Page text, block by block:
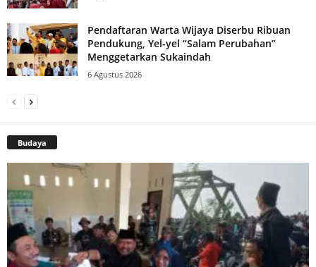
Pendaftaran Warta Wijaya Diserbu Ribuan
Pendukung, Yel-yel “Salam Perubahan”
Menggetarkan Sukaindah
6 Agustus 2026
Budaya